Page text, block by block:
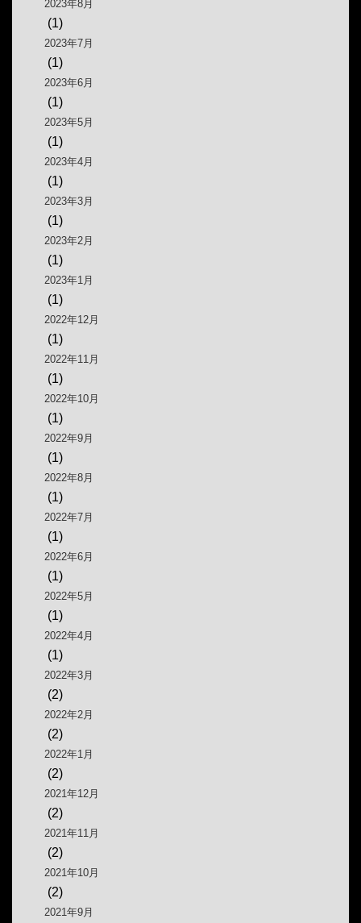
2023年8月
(1)
2023年7月
(1)
2023年6月
(1)
2023年5月
(1)
2023年4月
(1)
2023年3月
(1)
2023年2月
(1)
2023年1月
(1)
2022年12月
(1)
2022年11月
(1)
2022年10月
(1)
2022年9月
(1)
2022年8月
(1)
2022年7月
(1)
2022年6月
(1)
2022年5月
(1)
2022年4月
(1)
2022年3月
(2)
2022年2月
(2)
2022年1月
(2)
2021年12月
(2)
2021年11月
(2)
2021年10月
(2)
2021年9月